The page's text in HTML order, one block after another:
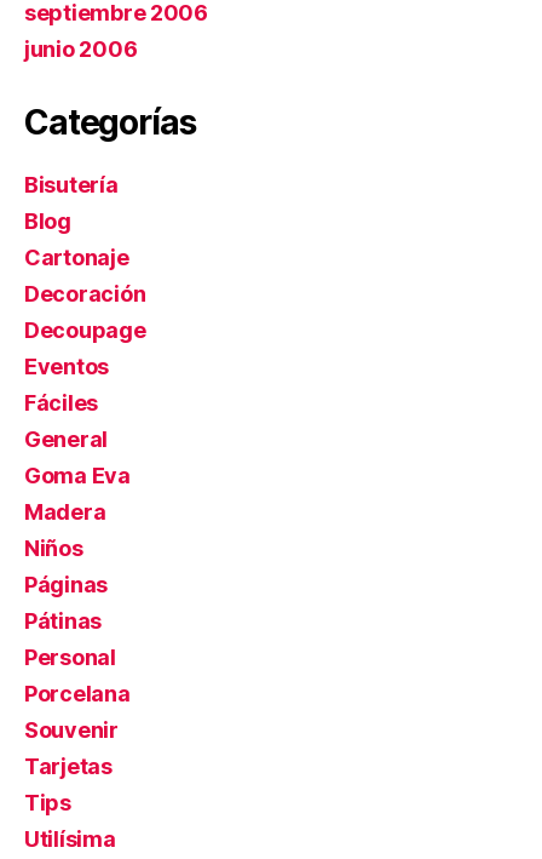
septiembre 2006
junio 2006
Categorías
Bisutería
Blog
Cartonaje
Decoración
Decoupage
Eventos
Fáciles
General
Goma Eva
Madera
Niños
Páginas
Pátinas
Personal
Porcelana
Souvenir
Tarjetas
Tips
Utilísima